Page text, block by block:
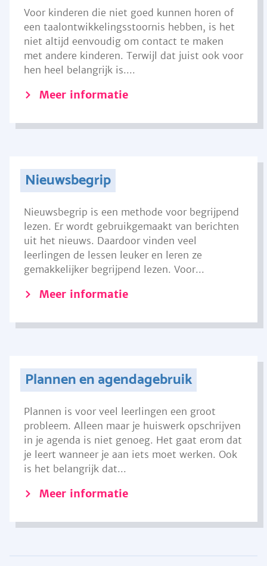
Voor kinderen die niet goed kunnen horen of
een taalontwikkelingsstoornis hebben, is het
niet altijd eenvoudig om contact te maken
met andere kinderen. Terwijl dat juist ook voor
hen heel belangrijk is....
Meer informatie
Nieuwsbegrip
Nieuwsbegrip is een methode voor begrijpend
lezen. Er wordt gebruikgemaakt van berichten
uit het nieuws. Daardoor vinden veel
leerlingen de lessen leuker en leren ze
gemakkelijker begrijpend lezen. Voor...
Meer informatie
Plannen en agendagebruik
Plannen is voor veel leerlingen een groot
probleem. Alleen maar je huiswerk opschrijven
in je agenda is niet genoeg. Het gaat erom dat
je leert wanneer je aan iets moet werken. Ook
is het belangrijk dat...
Meer informatie